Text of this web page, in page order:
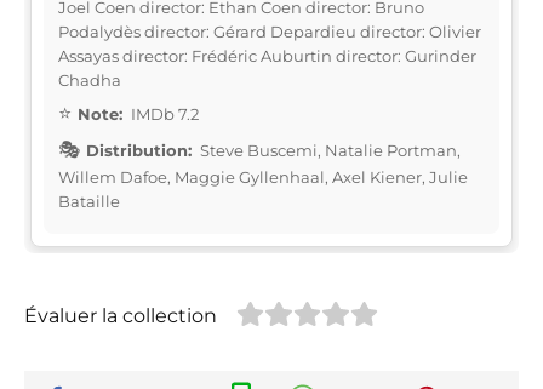
Joel Coen director: Ethan Coen director: Bruno
Podalydès director: Gérard Depardieu director: Olivier
Assayas director: Frédéric Auburtin director: Gurinder
Chadha
Note: IMDb 7.2
Distribution: Steve Buscemi, Natalie Portman,
Willem Dafoe, Maggie Gyllenhaal, Axel Kiener, Julie
Bataille
Évaluer la collection